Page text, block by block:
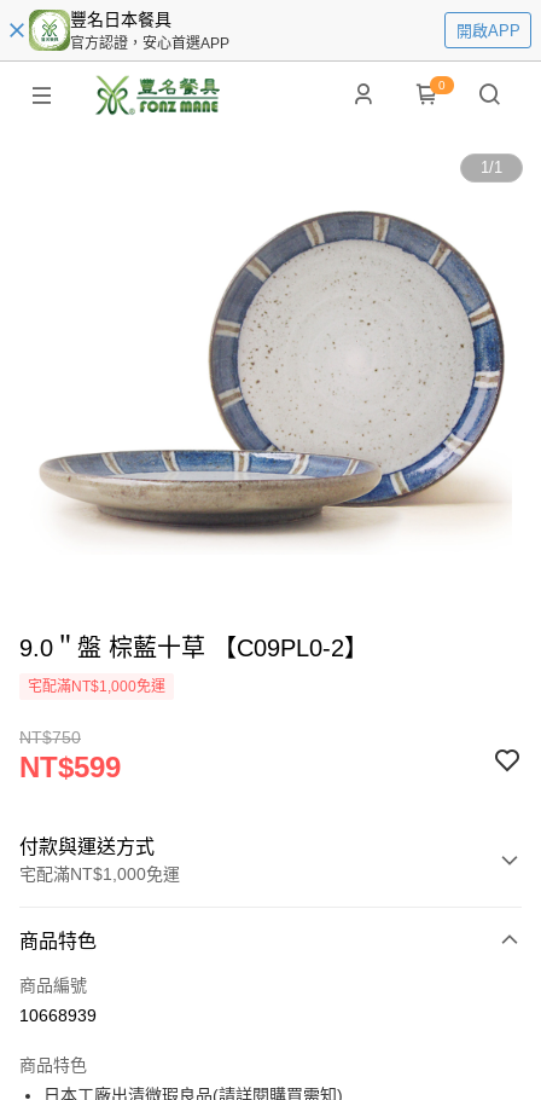
豐名日本餐具
官方認證，安心首選APP
開啟APP
0
1/1
9.0＂盤 棕藍十草 【C09PL0-2】
宅配滿NT$1,000免運
NT$750
NT$599
付款與運送方式
宅配滿NT$1,000免運
信用卡一次付款
LINE Pay
商品特色
商品編號
10668939
商品特色
日本工廠出清微瑕良品(請詳閱購買需知)